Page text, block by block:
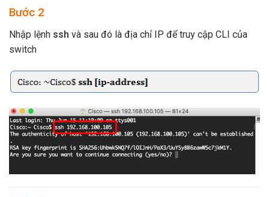
Bước 2
Nhập lệnh ssh và sau đó là địa chỉ IP để truy cập CLI của
switch